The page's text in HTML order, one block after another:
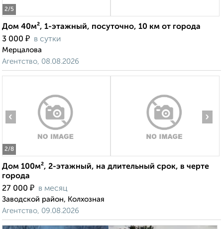
2/5
Дом 40м², 1-этажный, посуточно, 10 км от города
3 000 ₽ в сутки
Мерцалова
Агентство, 08.08.2026
2/8
‹ ›
Дом 100м², 2-этажный, на длительный срок, в черте
города
27 000 ₽ в месяц
Заводской район, Колхозная
Агентство, 09.08.2026